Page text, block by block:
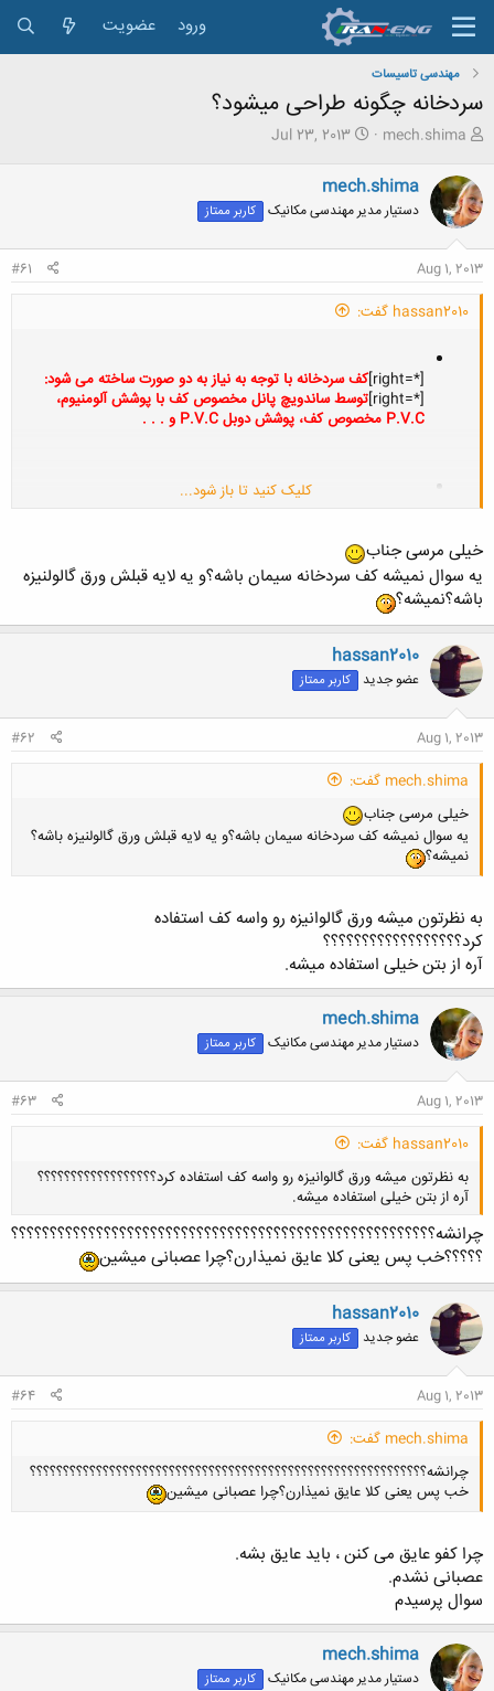
ورود عضویت
مهندسی تاسیسات
سردخانه چگونه طراحی میشود؟
ش
و
ع
ک
ن
ن
د
م
mech.shima
ت
ی
خ
ر
Jul 23, 2013
mech.shima
دستیار مدیر مهندسی مکانیک کاربر ممتاز
Aug 1, 2013
#61
hassan2010 گفت:
[*=right]
کف سردخانه با توجه به نیاز به دو صورت ساخته می شود:
[*=right]
توسط ساندویچ پانل مخصوص کف با پوشش آلومنیوم،
P.V.C مخصوص کف، پوشش دوبل P.V.C و . . .
کف سردخانه ها با عایق پلاستوفوم پوشانده می شود، سپس
کلیک کنید تا باز شود...
خیلی مرسی جناب
یه سوال نمیشه کف سردخانه سیمان باشه؟و یه لایه قبلش ورق گالولنیزه
باشه؟نمیشه؟
hassan2010
عضو جدید کاربر ممتاز
Aug 1, 2013
#62
mech.shima گفت:
خیلی مرسی جناب
یه سوال نمیشه کف سردخانه سیمان باشه؟و یه لایه قبلش ورق گالولنیزه باشه؟
نمیشه؟
به نظرتون میشه ورق گالوانیزه رو واسه کف استفاده
کرد؟؟؟؟؟؟؟؟؟؟؟؟؟؟؟؟؟؟
آره از بتن خیلی استفاده میشه.
mech.shima
دستیار مدیر مهندسی مکانیک کاربر ممتاز
Aug 1, 2013
#63
hassan2010 گفت:
به نظرتون میشه ورق گالوانیزه رو واسه کف استفاده کرد؟؟؟؟؟؟؟؟؟؟؟؟؟؟؟؟؟؟
آره از بتن خیلی استفاده میشه.
کلیک کنید تا باز شود...
چرانشه؟؟؟؟؟؟؟؟؟؟؟؟؟؟؟؟؟؟؟؟؟؟؟؟؟؟؟؟؟؟؟؟؟؟؟؟؟؟؟؟؟؟؟؟؟؟؟؟؟؟؟؟؟؟؟
؟؟؟؟؟خب پس یعنی کلا عایق نمیذارن؟چرا عصبانی میشین
hassan2010
عضو جدید کاربر ممتاز
Aug 1, 2013
#64
mech.shima گفت:
چرانشه؟؟؟؟؟؟؟؟؟؟؟؟؟؟؟؟؟؟؟؟؟؟؟؟؟؟؟؟؟؟؟؟؟؟؟؟؟؟؟؟؟؟؟؟؟؟؟؟؟؟؟؟؟؟؟؟؟؟؟؟
خب پس یعنی کلا عایق نمیذارن؟چرا عصبانی میشین
چرا کفو عایق می کنن ، باید عایق بشه.
عصبانی نشدم.
سوال پرسیدم
mech.shima
دستیار مدیر مهندسی مکانیک کاربر ممتاز